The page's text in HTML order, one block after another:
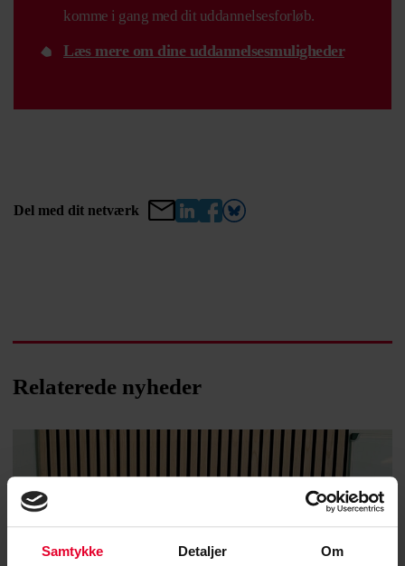
Samtykke Detaljer Om
komme i gang med dit uddannelsesforløb.
Læs mere om dine uddannelsesmuligheder
Del med dit netværk
Relaterede nyheder